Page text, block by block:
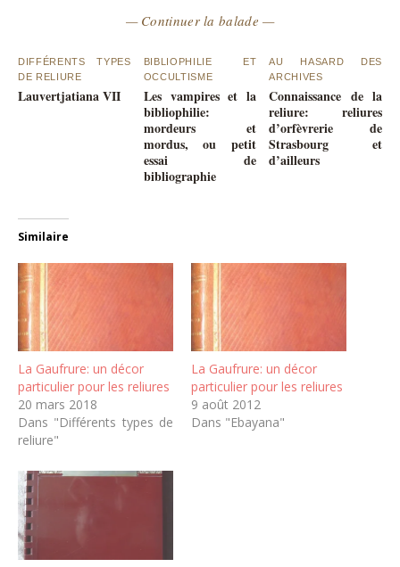
— Continuer la balade —
DIFFÉRENTS TYPES
DE RELIURE
Lauvertjatiana VII
BIBLIOPHILIE ET
OCCULTISME
Les vampires et la
bibliophilie:
mordeurs et
mordus, ou petit
essai de
bibliographie
AU HASARD DES
ARCHIVES
Connaissance de la
reliure: reliures
d’orfèvrerie de
Strasbourg et
d’ailleurs
Similaire
La Gaufrure: un décor
particulier pour les reliures
20 mars 2018
Dans "Différents types de
reliure"
La Gaufrure: un décor
particulier pour les reliures
9 août 2012
Dans "Ebayana"